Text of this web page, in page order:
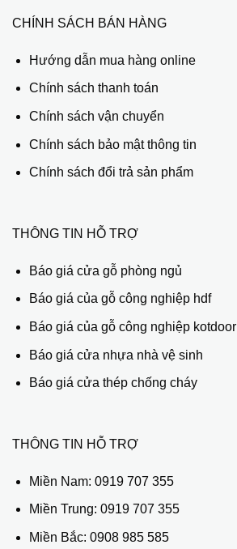
CHÍNH SÁCH BÁN HÀNG
Hướng dẫn mua hàng online
Chính sách thanh toán
Chính sách vận chuyển
Chính sách bảo mật thông tin
Chính sách đổi trả sản phẩm
THÔNG TIN HỖ TRỢ
Báo giá cửa gỗ phòng ngủ
Báo giá của gỗ công nghiệp hdf
Báo giá của gỗ công nghiệp kotdoor
Báo giá cửa nhựa nhà vệ sinh
Báo giá cửa thép chống cháy
THÔNG TIN HỖ TRỢ
Miền Nam: 0919 707 355
Miền Trung: 0919 707 355
Miền Bắc: 0908 985 585